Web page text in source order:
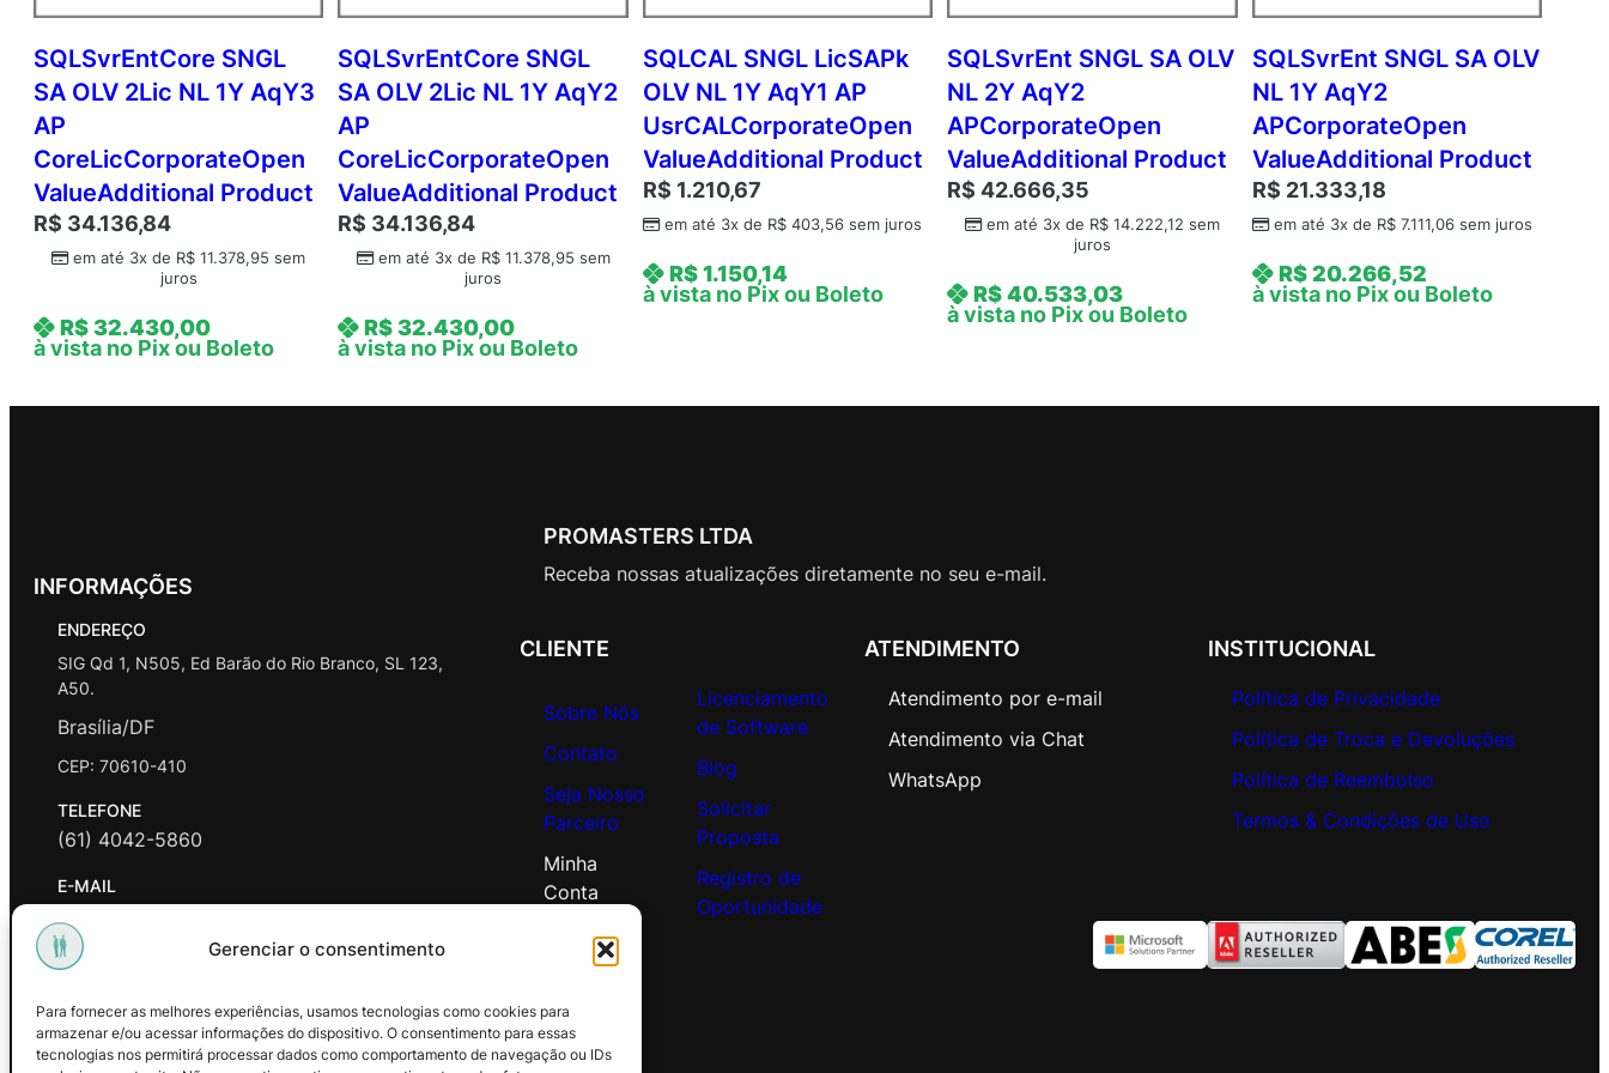
Gerenciar o consentimento
Para fornecer as melhores experiências, usamos tecnologias como cookies para
armazenar e/ou acessar informações do dispositivo. O consentimento para essas
tecnologias nos permitirá processar dados como comportamento de navegação ou IDs
q
Y
2
A
c
d
m
c
P
c
a
SQLSvrEntCore SNGL
SA OLV 2Lic NL 1Y AqY3
AP
CoreLicCorporateOpen
ValueAdditional Product
R$ 34.136,84
em até 3x de R$ 11.378,95 sem
juros
R$32.430,00
à vista no Pix ou Boleto
SQLSvrEntCore SNGL
SA OLV 2Lic NL 1Y AqY2
AP
CoreLicCorporateOpen
ValueAdditional Product
R$ 34.136,84
em até 3x de R$11.378,95 sem
juros
R$32.430,00
à vista no Pix ou Boleto
SQLCAL SNGL LicSAPk
OLV NL 1Y AqY1 AP
UsrCALCorporateOpen
ValueAdditional Product
R$ 1.210,67
em até 3x de R$403,56sem juros
R$1.150,14
à vista no Pix ou Boleto
SQLSvrEnt SNGL SA OLV
NL 2Y AqY2
APCorporateOpen
ValueAdditional Product
R$ 42.666,35
em até 3x de R$14.222,12 sem
juros
R$40.533,03
à vista no Pix ou Boleto
SQLSvrEnt SNGL SA OLV
NL 1Y AqY2
APCorporateOpen
ValueAdditional Product
R$ 21.333,18
em até 3x de R$7.111,06sem juros
R$20.266,52
à vista no Pix ou Boleto
INFORMAÇÕES
ENDEREÇO
SIG Qd 1, N505, Ed Barão do Rio Branco, SL 123,
A50.
Brasília/DF
CEP: 70610-410
TELEFONE
(61) 4042-5860
E-MAIL
contato@promasters.net.br
HORÁRIO DE ATENDIMENTO
Facebook Instagram Youtube
PROMASTERS LTDA
Receba nossas atualizações diretamente no seu e-mail.
CLIENTE
Sobre Nós
Contato
Seja Nosso
Parceiro
Minha
Conta
Licenciamento
de Software
Blog
Solicitar
Proposta
Registro de
Oportunidade
ATENDIMENTO
Atendimento por e-mail
Atendimento via Chat
WhatsApp
INSTITUCIONAL
Política de Privacidade
Política de Troca e Devoluções
Política de Reembolso
Termos & Condições de Uso